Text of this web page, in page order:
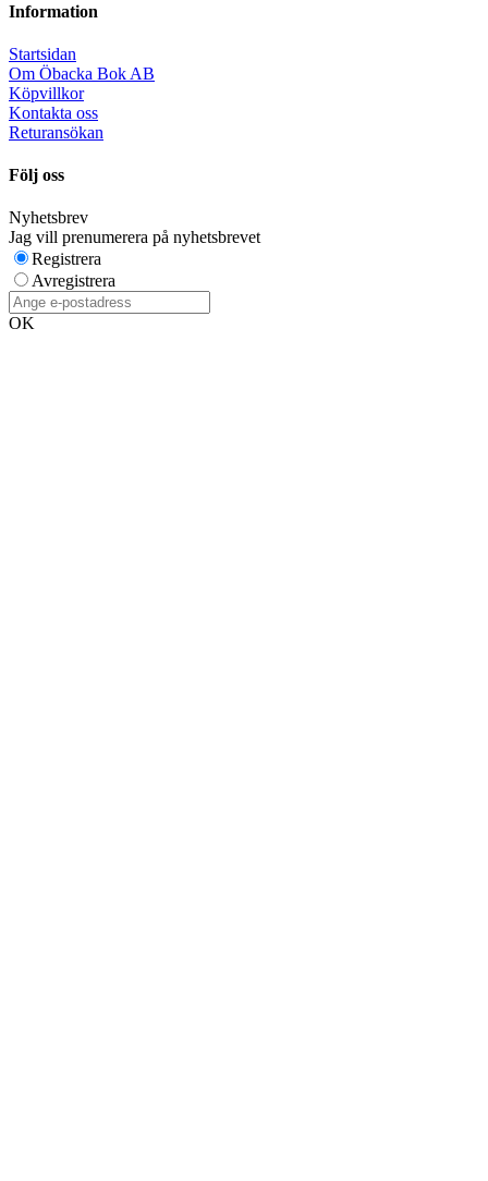
Information
Startsidan
Om Öbacka Bok AB
Köpvillkor
Kontakta oss
Returansökan
Följ oss
Nyhetsbrev
Jag vill prenumerera på nyhetsbrevet
Registrera
Avregistrera
OK